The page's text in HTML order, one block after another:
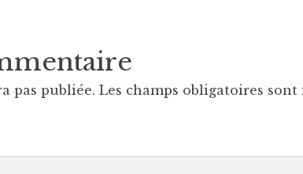
pas publiée. Les champs obligatoires sont